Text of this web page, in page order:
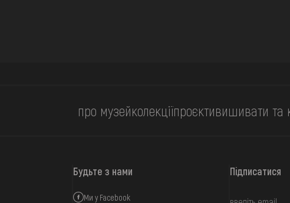
про музейколекціїпроєктивишивати та
Будьте з нами
Ми у Facebook
Підписатися